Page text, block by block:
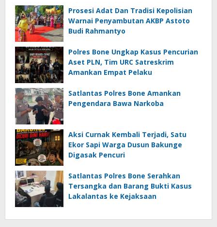
Prosesi Adat Dan Tradisi Kepolisian
Warnai Penyambutan AKBP Astoto
Budi Rahmantyo
Polres Bone Ungkap Kasus Pencurian
Aset PLN, Tim URC Satreskrim
Amankan Empat Pelaku
Satlantas Polres Bone Amankan
Pengendara Bawa Narkoba
Aksi Curnak Kembali Terjadi, Satu
Ekor Sapi Warga Dusun Bakunge
Digasak Pencuri
Satlantas Polres Bone Serahkan
Tersangka dan Barang Bukti Kasus
Lakalantas ke Kejaksaan